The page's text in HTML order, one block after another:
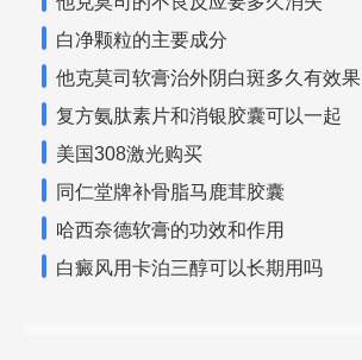
白净颗粒的主要成分
他克莫司软膏治外阴白斑多久有效果
复方氨肽素片和消银胶囊可以一起
美国308激光购买
同仁堂牌补骨脂马鹿茸胶囊
哈西奈德软膏的功效和作用
白癜风用卡泊三醇可以长期用吗